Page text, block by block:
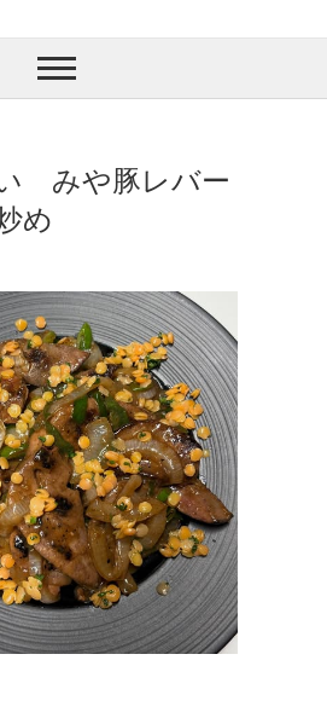
みや豚レバー
め